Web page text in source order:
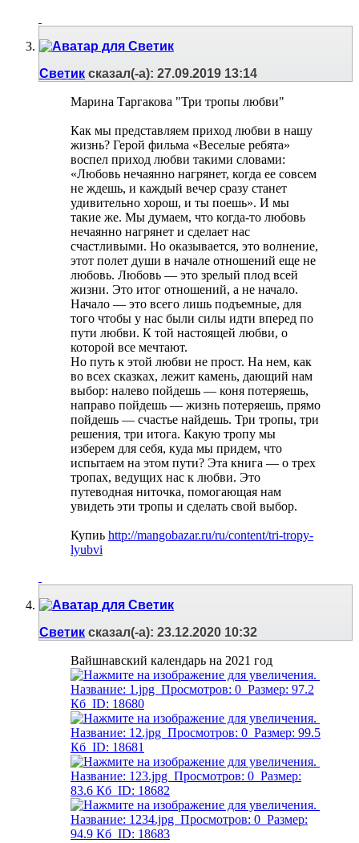
Светик сказал(-а): 27.09.2019 13:14
Марина Таргакова "Три тропы любви"
Как мы представляем приход любви в нашу
жизнь? Герой фильма «Веселые ребята»
воспел приход любви такими словами:
«Любовь нечаянно нагрянет, когда ее совсем
не ждешь, и каждый вечер сразу станет
удивительно хорош, и ты поешь». И мы
такие же. Мы думаем, что когда-то любовь
нечаянно нагрянет и сделает нас
счастливыми. Но оказывается, это волнение,
этот полет души в начале отношений еще не
любовь. Любовь — это зрелый плод всей
жизни. Это итог отношений, а не начало.
Начало — это всего лишь подъемные, для
того чтобы у нас были силы идти вперед по
пути любви. К той настоящей любви, о
которой все мечтают.
Но путь к этой любви не прост. На нем, как
во всех сказках, лежит камень, дающий нам
выбор: налево пойдешь — коня потеряешь,
направо пойдешь — жизнь потеряешь, прямо
пойдешь — счастье найдешь. Три тропы, три
решения, три итога. Какую тропу мы
изберем для себя, куда мы придем, что
испытаем на этом пути? Эта книга — о трех
тропах, ведущих нас к любви. Это
путеводная ниточка, помогающая нам
увидеть эти тропы и сделать свой выбор.
Купиь http://mangobazar.ru/ru/content/tri-tropy-
lyubvi
Светик сказал(-а): 23.12.2020 10:32
Вайшнавский календарь на 2021 год